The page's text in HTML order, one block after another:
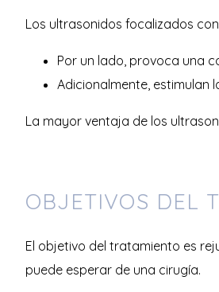
Los ultrasonidos focalizados
Por un lado, provoca una
Adicionalmente, estimulan
La mayor ventaja de los
OBJETIVOS DEL
El objetivo del tratamiento es
puede esperar de una cirugía.